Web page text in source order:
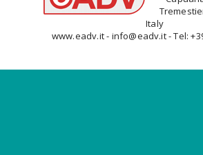
Italy
www.eadv.it - info@eadv.it - Tel: